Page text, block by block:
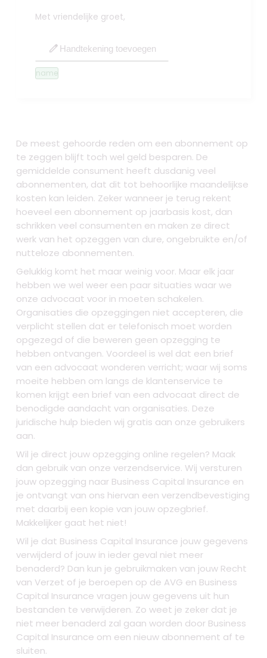
Met vriendelijke groet,
edit Handtekening toevoegen
name
De meest gehoorde reden om een abonnement op
te zeggen blijft toch wel geld besparen. De
gemiddelde consument heeft dusdanig veel
abonnementen, dat dit tot behoorlijke maandelijkse
kosten kan leiden. Zeker wanneer je terug rekent
hoeveel een abonnement op jaarbasis kost, dan
schrikken veel consumenten en maken ze direct
werk van het opzeggen van dure, ongebruikte en/of
nutteloze abonnementen.
Gelukkig komt het maar weinig voor. Maar elk jaar
hebben we wel weer een paar situaties waar we
onze advocaat voor in moeten schakelen.
Organisaties die opzeggingen niet accepteren, die
verplicht stellen dat er telefonisch moet worden
opgezegd of die beweren geen opzegging te
hebben ontvangen. Voordeel is wel dat een brief
van een advocaat wonderen verricht; waar wij soms
moeite hebben om langs de klantenservice te
komen krijgt een brief van een advocaat direct de
benodigde aandacht van organisaties. Deze
juridische hulp bieden wij gratis aan onze gebruikers
aan.
Wil je direct jouw opzegging online regelen? Maak
dan gebruik van onze verzendservice. Wij versturen
jouw opzegging naar Business Capital Insurance en
je ontvangt van ons hiervan een verzendbevestiging
met daarbij een kopie van jouw opzegbrief.
Makkelijker gaat het niet!
Wil je dat Business Capital Insurance jouw gegevens
verwijderd of jouw in ieder geval niet meer
benaderd? Dan kun je gebruikmaken van jouw Recht
van Verzet of je beroepen op de AVG en Business
Capital Insurance vragen jouw gegevens uit hun
bestanden te verwijderen. Zo weet je zeker dat je
niet meer benaderd zal gaan worden door Business
Capital Insurance om een nieuw abonnement af te
sluiten.